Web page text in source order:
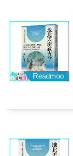
Readmoo